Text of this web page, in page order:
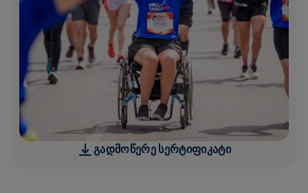
ᲒᲐᲓᲛᲝᲬᲔᲠᲔ ᲡᲔᲠᲢᲘᲤᲘᲙᲐᲢᲘ